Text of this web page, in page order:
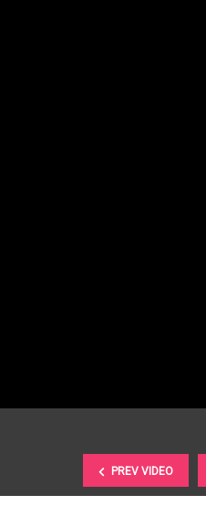
PREV VIDEO